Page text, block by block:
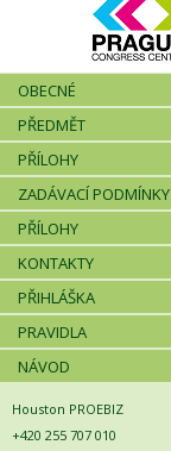
OBECNÉ
PŘEDMĚT
PŘÍLOHY
ZADÁVACÍ PODMÍNKY
PŘÍLOHY
KONTAKTY
PŘIHLÁŠKA
PRAVIDLA
NÁVOD
Houston PROEBIZ
+420 255 707 010